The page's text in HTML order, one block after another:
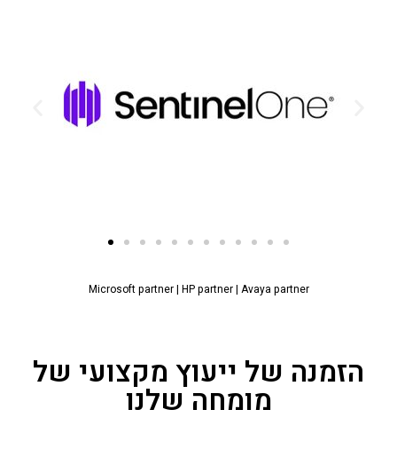
Microsoft partner| HP partner| Avaya partner
הזמנה של ייעוץ מקצועי של
מומחה שלנו